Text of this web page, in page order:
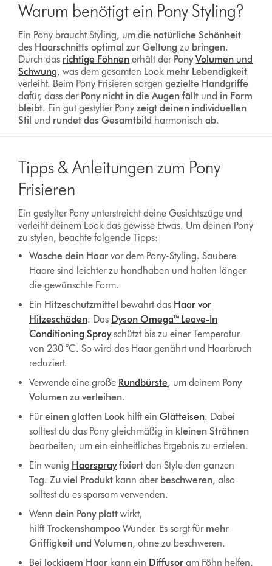
Warum benötigt ein Pony Styling?
Ein Pony braucht Styling, um die natürliche Schönheit
des Haarschnitts optimal zur Geltung zu bringen.
Durch das richtige Föhnen erhält der PonyVolumen und
Schwung, was dem gesamten Look mehr Lebendigkeit
verleiht. Beim Pony Frisieren sorgengezielte Handgriffe
dafür, dass der Pony nicht in die Augen fällt und in Form
bleibt. Ein gut gestylter Ponyzeigt deinen individuellen
Stil und rundet das Gesamtbild harmonischab.
Tipps & Anleitungen zum Pony
Frisieren
Ein gestylter Pony unterstreicht deine Gesichtszüge und
verleiht deinem Look das gewisse Etwas. Um deinen Pony
zu stylen, beachte folgende Tipps:
Wasche dein Haar vor dem Pony-Styling. Saubere
Haare sind leichter zu handhaben und halten länger
die gewünschte Form.
Ein Hitzeschutzmittel bewahrt das Haar vor
Hitzeschäden. Das Dyson Omega™ Leave-In
Conditioning Spray schützt bis zu einer Temperatur
von 230 °C. So wird das Haar genährt und Haarbruch
reduziert.
Verwende eine große Rundbürste, um deinem Pony
Volumen zu verleihen.
Füreinen glatten Look hilft einGlätteisen. Dabei
solltest du das Pony gleichmäßig in kleinen Strähnen
bearbeiten, um ein einheitliches Ergebnis zu erzielen.
Ein wenig Haarsprayfixiertden Style den ganzen
Tag.Zu viel Produkt kann aber beschweren, also
solltest du es sparsam verwenden.
Wenndein Pony platt wirkt,
hilftTrockenshampoo Wunder. Es sorgt für mehr
Griffigkeit und Volumen, ohne zu beschweren.
Bei lockigem Haar kann ein Diffusor am Föhn helfen,